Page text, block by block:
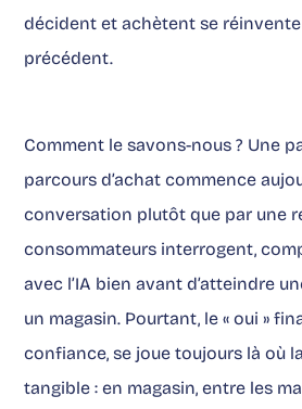
décident et achètent se
précédent.
Comment le savons-nous ? Une
parcours d’achat commence
conversation plutôt que par une
consommateurs interrogent,
avec l’IA bien avant d’atteindre
un magasin. Pourtant, le « oui »
confiance, se joue toujours là où
tangible : en magasin, entre les